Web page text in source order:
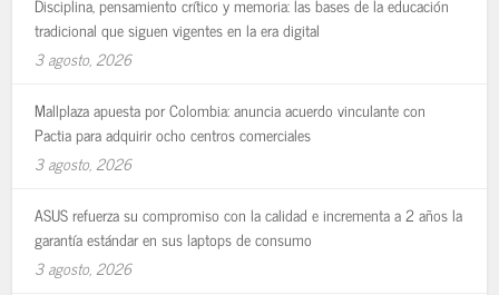
tradicional que siguen vigentes en la era digital
3 agosto, 2026
Mallplaza apuesta por Colombia: anuncia acuerdo vinculante con
Pactia para adquirir ocho centros comerciales
3 agosto, 2026
ASUS refuerza su compromiso con la calidad e incrementa a 2 años la
garantía estándar en sus laptops de consumo
3 agosto, 2026